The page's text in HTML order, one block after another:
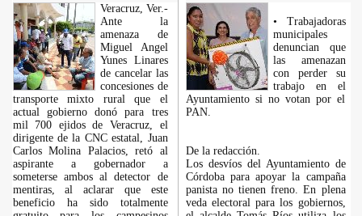
Veracruz, Ver.-
Ante la
amenaza de
Miguel Angel
Yunes Linares
de cancelar las
concesiones de
transporte mixto rural que el
actual gobierno donó para tres
mil 700 ejidos de Veracruz, el
dirigente de la CNC estatal, Juan
Carlos Molina Palacios, retó al
aspirante a gobernador a
someterse ambos al detector de
mentiras, al aclarar que este
beneficio ha sido totalmente
• Trabajadoras
municipales
denuncian que
las amenazan
con perder su
trabajo en el
Ayuntamiento si no votan por el
PAN.
De la redacción.
Los desvíos del Ayuntamiento de
Córdoba para apoyar la campaña
panista no tienen freno. En plena
veda electoral para los gobiernos,